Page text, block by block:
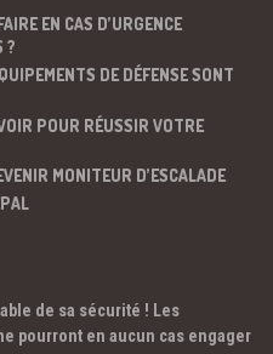
EN CAS D’URGENCE
?
DE DÉFENSE SONT
POUR RÉUSSIR VOTRE
MONITEUR D’ESCALADE
de sa sécurité ! Les
pourront en aucun cas engager